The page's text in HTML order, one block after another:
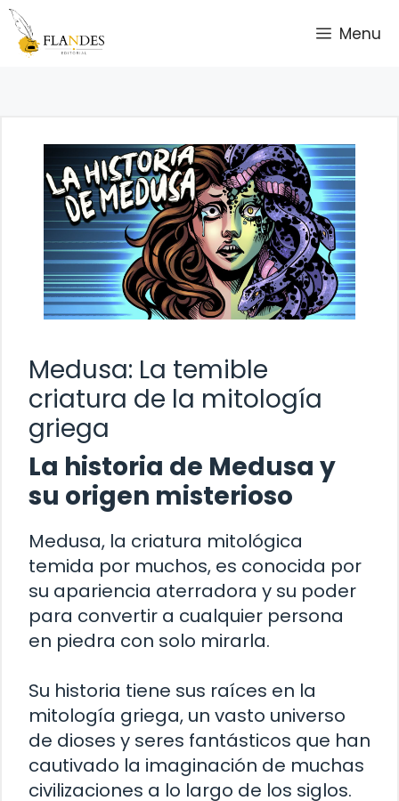
Saltar
contenido
Menu
Medusa: La temible
criatura de la mitología
griega
La historia de Medusa y
su origen misterioso
Medusa, la criatura mitológica
temida por muchos, es conocida por
su apariencia aterradora y su poder
para convertir a cualquier persona
en piedra con solo mirarla.
Su historia tiene sus raíces en la
mitología griega, un vasto universo
de dioses y seres fantásticos que han
cautivado la imaginación de muchas
civilizaciones a lo largo de los siglos.